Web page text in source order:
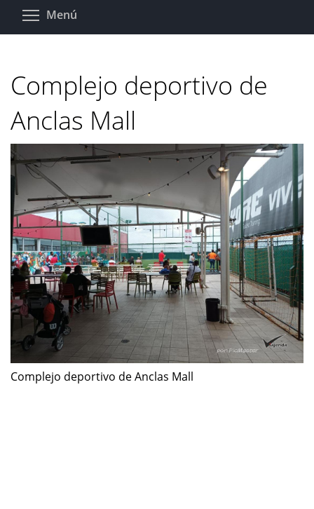
Pasar
Menú
Complejo deportivo de
Anclas Mall
Complejo deportivo de Anclas Mall